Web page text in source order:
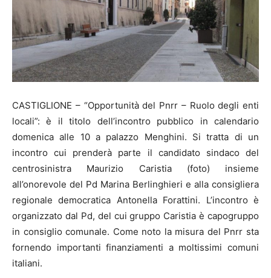
CASTIGLIONE – “Opportunità del Pnrr – Ruolo degli enti
locali”: è il titolo dell’incontro pubblico in calendario
domenica alle 10 a palazzo Menghini. Si tratta di un
incontro cui prenderà parte il candidato sindaco del
centrosinistra Maurizio Caristia (foto) insieme
all’onorevole del Pd Marina Berlinghieri e alla consigliera
regionale democratica Antonella Forattini. L’incontro è
organizzato dal Pd, del cui gruppo Caristia è capogruppo
in consiglio comunale. Come noto la misura del Pnrr sta
fornendo importanti finanziamenti a moltissimi comuni
italiani.